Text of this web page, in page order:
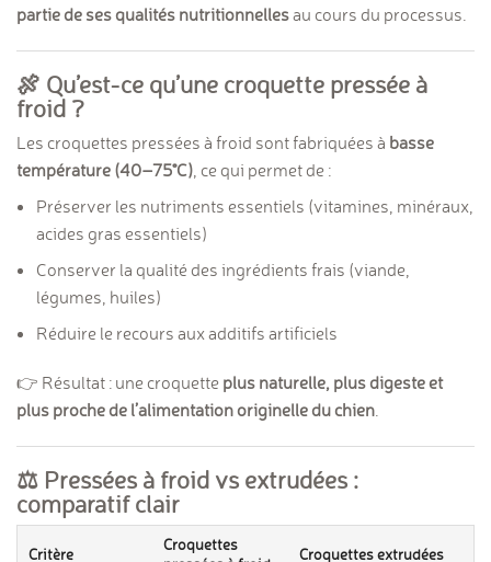
partie de ses qualités nutritionnellesau cours du processus.
🍖 Qu’est-ce qu’une croquette pressée à
froid ?
Les croquettes pressées à froid sont fabriquées à basse
température (40–75°C), ce qui permet de :
Préserver les nutriments essentiels (vitamines, minéraux,
acides gras essentiels)
Conserver la qualité des ingrédients frais (viande,
légumes, huiles)
Réduire le recours aux additifs artificiels
👉 Résultat : une croquette plus naturelle, plus digeste et
plus proche de l’alimentation originelle du chien.
⚖️ Pressées à froid vs extrudées :
comparatif clair
Critère
Croquettes
Croquettes extrudées